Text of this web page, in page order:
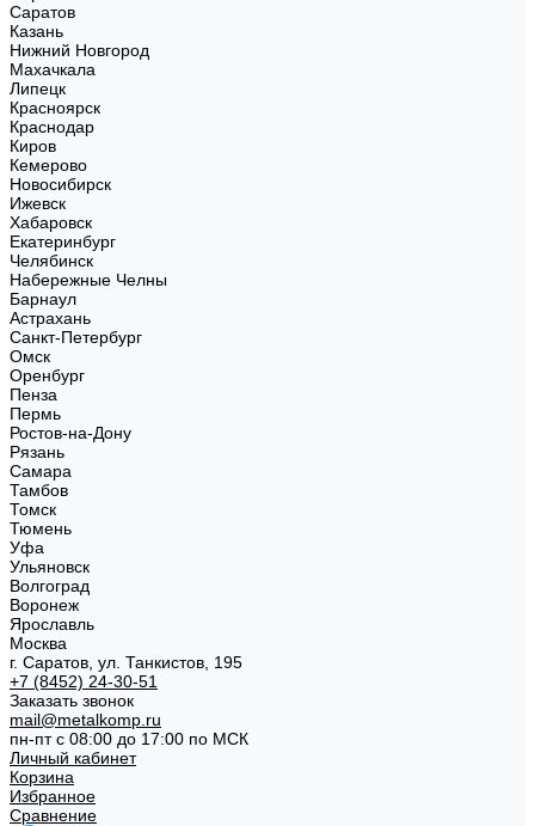
Саратов
Казань
Нижний Новгород
Махачкала
Липецк
Красноярск
Краснодар
Киров
Кемерово
Новосибирск
Ижевск
Хабаровск
Екатеринбург
Челябинск
Набережные Челны
Барнаул
Астрахань
Санкт-Петербург
Омск
Оренбург
Пенза
Пермь
Ростов-на-Дону
Рязань
Самара
Тамбов
Томск
Тюмень
Уфа
Ульяновск
Волгоград
Воронеж
Ярославль
Москва
г. Саратов, ул. Танкистов, 195
+7 (8452) 24-30-51
Заказать звонок
mail@metalkomp.ru
пн-пт с 08:00 до 17:00 по МСК
Личный кабинет
Корзина
Избранное
Сравнение